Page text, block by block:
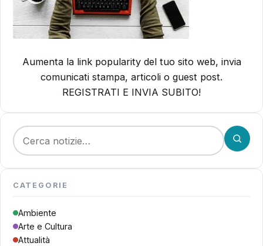
Aumenta la link popularity del tuo sito web, invia
comunicati stampa, articoli o guest post.
REGISTRATI E INVIA SUBITO!
Cerca:
CATEGORIE
Ambiente
Arte e Cultura
Attualità